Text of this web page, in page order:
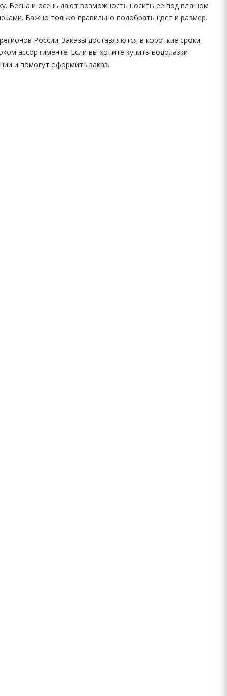
Весна и осень дают возможность носить ее под плащом
Важно только правильно подобрать цвет и размер.
России. Заказы доставляются в короткие сроки.
ассортименте. Если вы хотите купить водолазки
и помогут оформить заказ.